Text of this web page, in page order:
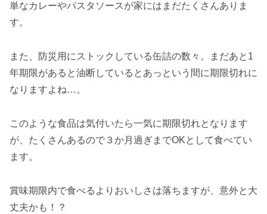
単なカレーやパスタソースが家にはまだたくさんありま
す。
また、防災用にストックしている缶詰の数々。まだあと1
年期限があると油断しているとあっという間に期限切れに
なりますよね…。
このような食品は気付いたら一気に期限切れとなります
が、たくさんあるので３か月過ぎまでOKとして食べてい
ます。
賞味期限内で食べるよりおいしさは落ちますが、意外と大
丈夫かも！？